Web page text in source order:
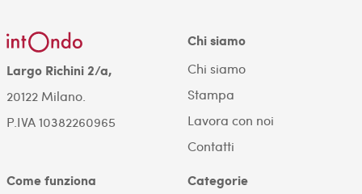
Largo Richini 2/a,
20122 Milano.
P.IVA 10382260965
Chi siamo
Chi siamo
Stampa
Lavora con noi
Contatti
Come funziona Categorie